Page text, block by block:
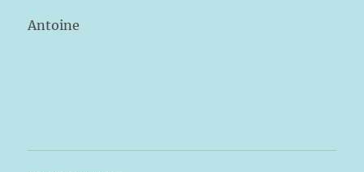
Antoine